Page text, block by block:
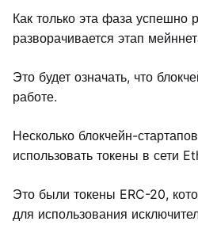
Как только эта фаза успешно
разворачивается этап
Это будет означать, что
работе.
Несколько блокчейн-
использовать токены в сети
Это были токены ERC-20,
для использования